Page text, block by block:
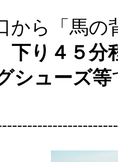
から「馬の
下り４５分
シューズ等